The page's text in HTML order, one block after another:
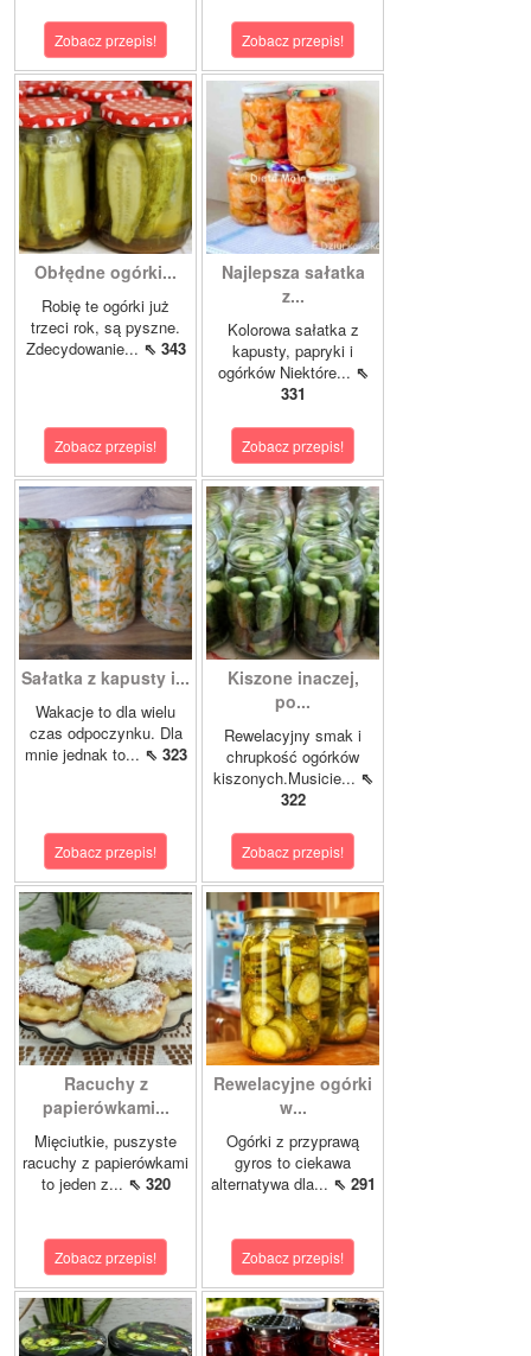
Zobacz przepis! Zobacz przepis!
Obłędne ogórki...
Robię te ogórki już
trzeci rok, są pyszne.
Zdecydowanie... ⇖ 343
Zobacz przepis!
Najlepsza sałatka
z...
Kolorowa sałatka z
kapusty, papryki i
ogórków Niektóre... ⇖
331
Zobacz przepis!
Sałatka z kapusty i...
Wakacje to dla wielu
czas odpoczynku. Dla
mnie jednak to... ⇖ 323
Zobacz przepis!
Kiszone inaczej,
po...
Rewelacyjny smak i
chrupkość ogórków
kiszonych.Musicie... ⇖
322
Zobacz przepis!
Racuchy z
papierówkami...
Mięciutkie, puszyste
racuchy z papierówkami
to jeden z... ⇖ 320
Zobacz przepis!
Rewelacyjne ogórki
w...
Ogórki z przyprawą
gyros to ciekawa
alternatywa dla... ⇖ 291
Zobacz przepis!